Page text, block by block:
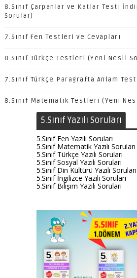
8.Sınıf Çarpanlar ve Katlar Testi
Sorular)
7.Sınıf Fen Testleri ve Cevapları
8.Sınıf Türkçe Testleri (Yeni Nesil
7.Sınıf Türkçe Paragrafta Anlam
8.Sınıf Matematik Testleri (Yeni
5.Sınıf Yazılı Soruları
5.Sınıf Fen Yazılı Soruları
5.Sınıf Matematik Yazılı Soruları
5.Sınıf Türkçe Yazılı Soruları
5.Sınıf Sosyal Yazılı Soruları
5.Sınıf Din Kültürü Yazılı Soruları
5.Sınıf İngilizce Yazılı Soruları
5.Sınıf Bilişim Yazılı Soruları